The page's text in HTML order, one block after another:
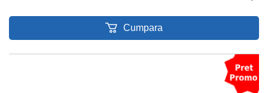
Cumpara